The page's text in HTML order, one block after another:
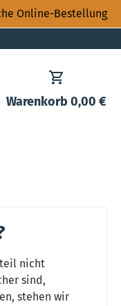
Online-Bestellung
dem Merkzettel
Warenkorb 0,00 €
nicht
sind,
stehen wir